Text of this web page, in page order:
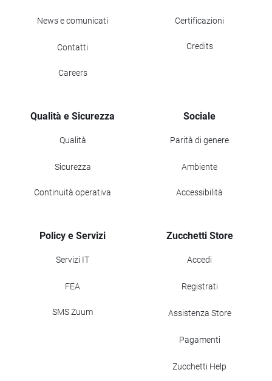
News e comunicati
Contatti
Careers
Certificazioni
Credits
Qualità e Sicurezza
Qualità
Sicurezza
Continuità operativa
Sociale
Parità di genere
Ambiente
Accessibilità
Policy e Servizi
Servizi IT
FEA
SMS Zuum
Zucchetti Store
Accedi
Registrati
Assistenza Store
Pagamenti
Zucchetti Help